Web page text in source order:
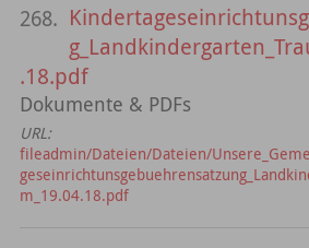
268.
.18.pdf
Dokumente & PDFs
URL:
fileadmin/Dateien/Dateien/
m_19.04.18.pdf